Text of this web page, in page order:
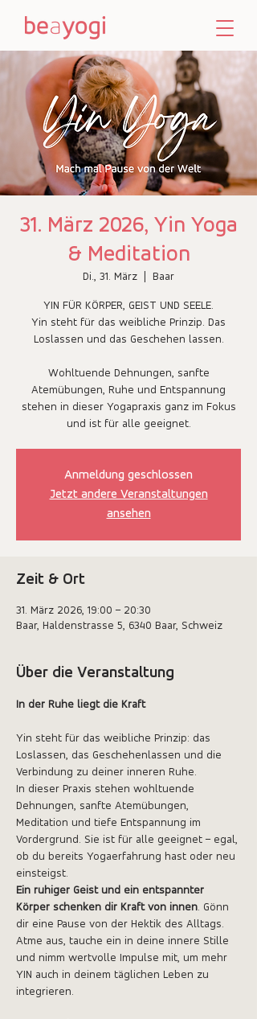
31. März 2026, Yin Yoga
& Meditation
Di., 31. März Baar
YIN FÜR KÖRPER, GEIST UND SEELE.
Yin steht für das weibliche Prinzip. Das
Loslassen und das Geschehen lassen.
Wohltuende Dehnungen, sanfte
Atemübungen, Ruhe und Entspannung
stehen in dieser Yogapraxis ganz im Fokus
Anmeldung geschlossen
Jetzt andere Veranstaltungen
ansehen
Zeit & Ort
31. März 2026, 19:00 – 20:30
Baar, Haldenstrasse 5, 6340 Baar, Schweiz
Über die Veranstaltung
In der Ruhe liegt die Kraft
Yin steht für das weibliche Prinzip: das
Loslassen, das Geschehenlassen und die
Verbindung zu deiner inneren Ruhe.
In dieser Praxis stehen wohltuende
Dehnungen, sanfte Atemübungen,
Meditation und tiefe Entspannung im
Vordergrund. Sie ist für alle geeignet – egal,
ob du bereits Yogaerfahrung hast oder neu
einsteigst.
Ein ruhiger Geist und ein entspannter
Körper schenken dir Kraft von innen. Gönn
dir eine Pause von der Hektik des Alltags.
Atme aus, tauche ein in deine innere Stille
und nimm wertvolle Impulse mit, um mehr
YIN auch in deinem täglichen Leben zu
integrieren.